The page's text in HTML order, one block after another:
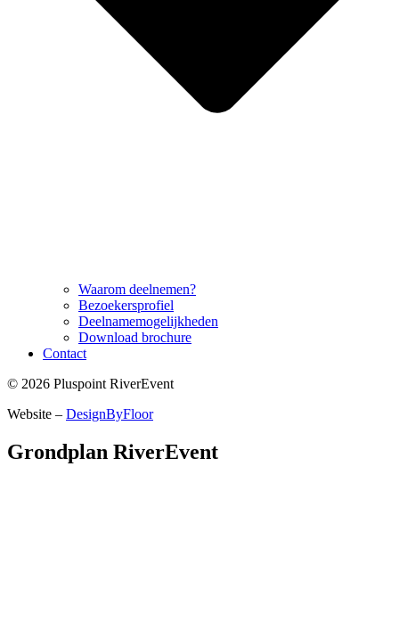
Waarom deelnemen?
Bezoekersprofiel
Deelnamemogelijkheden
Download brochure
Contact
© 2026 Pluspoint RiverEvent
Website – DesignByFloor
Grondplan RiverEvent